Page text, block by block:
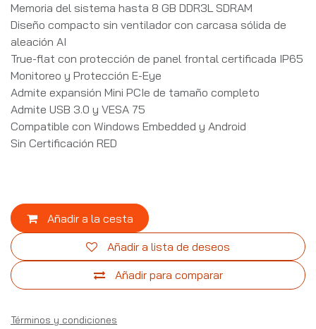
Memoria del sistema hasta 8 GB DDR3L SDRAM
Diseño compacto sin ventilador con carcasa sólida de
aleación AI
True-flat con protección de panel frontal certificada IP65
Monitoreo y Protección E-Eye
Admite expansión Mini PCIe de tamaño completo
Admite USB 3.0 y VESA 75
Compatible con Windows Embedded y Android
Sin Certificación RED
Añadir a la cesta
Añadir para comparar
Añadir a lista de deseos
Términos y condiciones